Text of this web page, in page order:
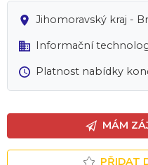
Jihomoravský kraj -
Informační
Platnost nabídky
MÁM
PŘIDAT